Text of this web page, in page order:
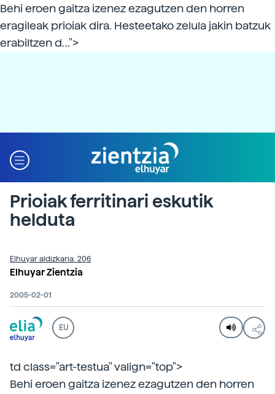
Behi eroen gaitza izenez ezagutzen den horren
eragileak prioiak dira. Hesteetako zelula jakin batzuk
erabiltzen d…">
Prioiak ferritinari eskutik
helduta
Elhuyar aldizkaria: 206
Elhuyar Zientzia
2005-02-01
EU
td class="art-testua" valign="top">
Behi eroen gaitza izenez ezagutzen den horren